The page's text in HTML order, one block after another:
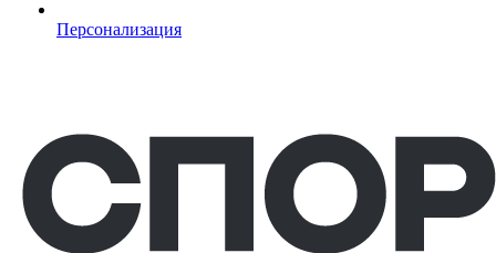
Персонализация